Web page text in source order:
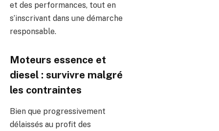
et des performances, tout en
s’inscrivant dans une démarche
responsable.
Moteurs essence et
diesel : survivre malgré
les contraintes
Bien que progressivement
délaissés au profit des